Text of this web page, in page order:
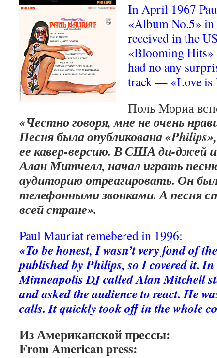
In April 1967
«Album No.5» in
received in the
«Blooming Hits»
had no any
track — «Love is
Поль Мориа
«Честно говоря, мне не очень
Песня была опубликована
ее кавер-версию. В США ди-джей
Алан Митчелл, начал играть
аудиторию отреагировать. Он
телефонными звонками. А песня
всей стране».
Paul Mauriat remebered in 1996:
«To be honest, I wasn’t very fond of
published by Philips, so I covered it. In
Minneapolis DJ called Alan Mitchell
and asked the audience to react. He
calls. It quickly took off in the whole
Из Американской прессы:
From American press: